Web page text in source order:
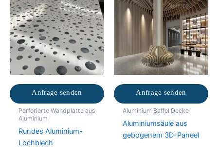
Anfrage senden
Perforierte Wandplatte aus
Aluminium
Rundes Aluminium-
Lochblech
Anfrage senden
Aluminium Baffel Decke
Aluminiumsäule aus
gebogenem 3D-Paneel